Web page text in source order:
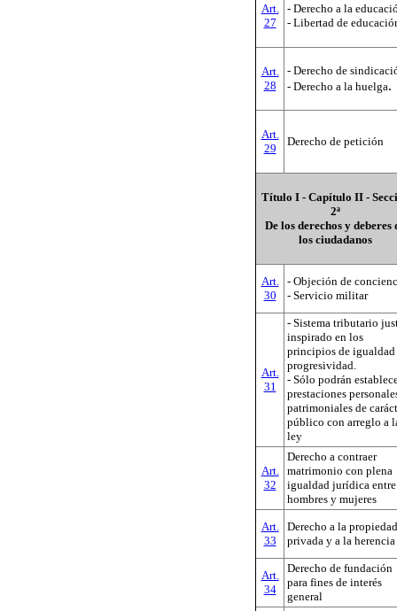
Art.
27
- Derecho a la
- Libertad de
Art.
28
- Derecho de
- Derecho a la huelga.
Art.
29
Derecho de petición
Título I - Capítulo II -
2ª
De los derechos y deberes
los ciudadanos
Art.
30
- Objeción de
- Servicio militar
Art.
31
- Sistema tributario
inspirado en los
principios de
progresividad.
- Sólo podrán
prestaciones
patrimoniales de
público con arreglo a
ley
Art.
32
Derecho a contraer
matrimonio con plena
igualdad jurídica entre
hombres y mujeres
Art.
33
Derecho a la propiedad
privada y a la herencia
Art.
34
Derecho de fundación
para fines de interés
general